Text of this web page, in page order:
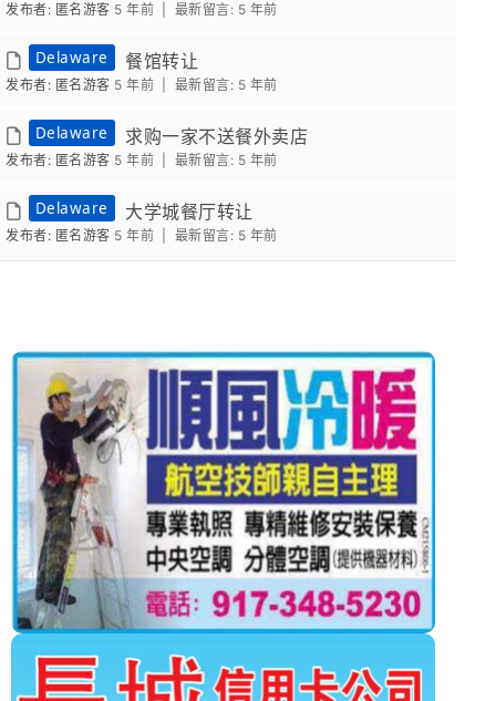
发布者: 匿名游客 5 年前 | 最新留言: 5 年前
Delaware 餐馆转让
发布者: 匿名游客 5 年前 | 最新留言: 5 年前
Delaware 求购一家不送餐外卖店
发布者: 匿名游客 5 年前 | 最新留言: 5 年前
Delaware 大学城餐厅转让
发布者: 匿名游客 5 年前 | 最新留言: 5 年前